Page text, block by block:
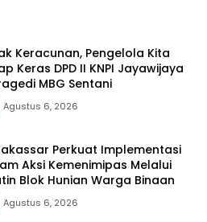
Keracunan, Pengelola Kita
Keras DPD II KNPI Jayawijaya
MBG Sentani
Agustus 6, 2026
Perkuat Implementasi
Aksi Kemenimipas Melalui
Blok Hunian Warga Binaan
Agustus 6, 2026